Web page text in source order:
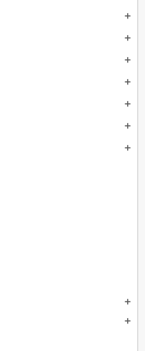
add
add
add
add
add
add
add
add
add